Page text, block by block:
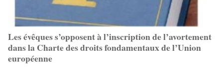
Les évêques s’opposent à l’inscription de l’avortement
dans la Charte des droits fondamentaux de l’Union
européenne